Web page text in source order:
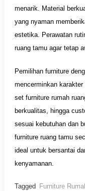
menarik. Material
yang nyaman
estetika. Perawatan
ruang tamu agar tetap
Pemilihan furniture
mencerminkan
set furniture rumah
berkualitas, hingga
sesuai kebutuhan dan
furniture ruang tamu
ideal untuk bersantai
kenyamanan.
Tagged Furniture